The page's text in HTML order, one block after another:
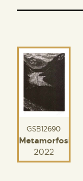
GSB12690
Metamorfosi
2022